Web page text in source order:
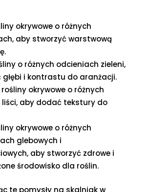
okrywowe o różnych
aby stworzyć warstwową
o różnych odcieniach zieleni,
i kontrastu do aranżacji.
okrywowe o różnych
liści, aby dodać tekstury do
okrywowe o różnych
glebowych i
aby stworzyć zdrowe i
środowisko dla roślin.
te pomysły na skalniak w